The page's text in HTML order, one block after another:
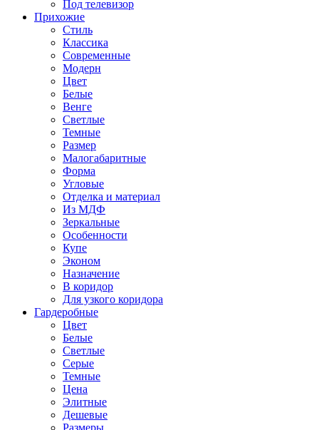
Под телевизор
Прихожие
Стиль
Классика
Современные
Модерн
Цвет
Белые
Венге
Светлые
Темные
Размер
Малогабаритные
Форма
Угловые
Отделка и материал
Из МДФ
Зеркальные
Особенности
Купе
Эконом
Назначение
В коридор
Для узкого коридора
Гардеробные
Цвет
Белые
Светлые
Серые
Темные
Цена
Элитные
Дешевые
Размеры